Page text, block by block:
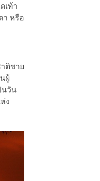
เท้า
า หรือ
ติชาย
ผู้
นวัน
ง